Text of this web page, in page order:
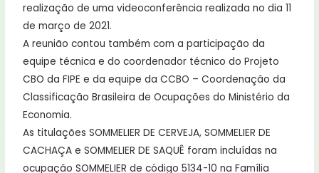
realização de uma videoconferência realizada no dia 11
de março de 2021.
A reunião contou também com a participação da
equipe técnica e do coordenador técnico do Projeto
CBO da FIPE e da equipe da CCBO – Coordenação da
Classificação Brasileira de Ocupações do Ministério da
Economia.
As titulações SOMMELIER DE CERVEJA, SOMMELIER DE
CACHAÇA e SOMMELIER DE SAQUÊ foram incluídas na
ocupação SOMMELIER de código 5134-10 na Família